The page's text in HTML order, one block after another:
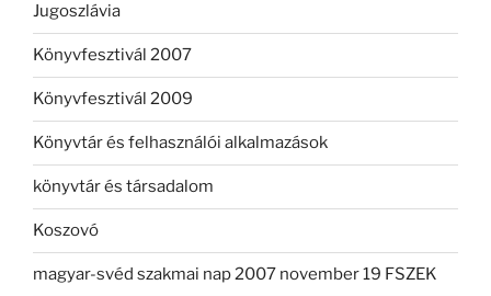
Jugoszlávia
Könyvfesztivál 2007
Könyvfesztivál 2009
Könyvtár és felhasználói alkalmazások
könyvtár és társadalom
Koszovó
magyar-svéd szakmai nap 2007 november 19 FSZEK